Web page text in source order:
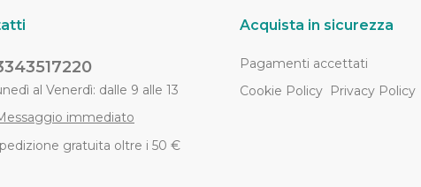
al Venerdì: dalle 9 alle 13
immediato
gratuita oltre i 50 €
Acquista in sicurezza
Pagamenti accettati
Cookie Policy Privacy Policy